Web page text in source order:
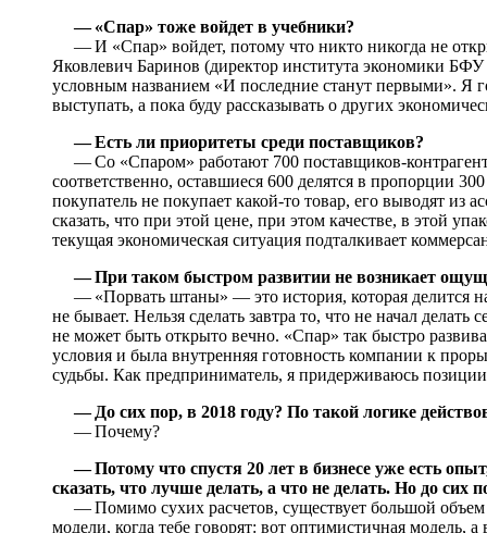
— «Спар» тоже войдет в учебники?
— И «Спар» войдет, потому что никто никогда не
Яковлевич Баринов (директор института экономики
условным названием «И последние станут первыми». Я
выступать, а пока буду рассказывать о других
— Есть ли приоритеты среди поставщиков?
— Со «Спаром» работают 700
соответственно, оставшиеся 600 делятся в пропорции
покупатель не покупает какой-то товар, его выводят из
сказать, что при этой цене, при этом качестве, в этой
текущая экономическая ситуация подталкивает
— При таком быстром развитии не возникает
— «Порвать штаны» — это история, которая делится
не бывает. Нельзя сделать завтра то, что не начал
не может быть открыто вечно. «Спар» так быстро
условия и была внутренняя готовность компании к
судьбы. Как предприниматель, я придерживаюсь
— До сих пор, в 2018 году? По такой логике
— Почему?
— Потому что спустя 20 лет в бизнесе уже есть
сказать, что лучше делать, а что не делать. Но до сих
— Помимо сухих расчетов, существует большой
модели, когда тебе говорят: вот оптимистичная модель,